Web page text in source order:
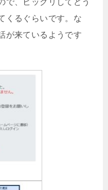
で、ビックリしてどう
くるぐらいです。な
が来ているようです